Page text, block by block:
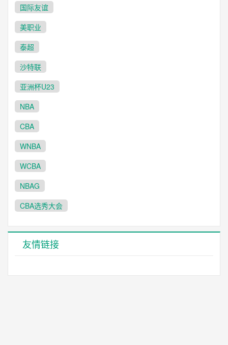
国际友谊
美职业
泰超
沙特联
亚洲杯U23
NBA
CBA
WNBA
WCBA
NBAG
CBA选秀大会
友情链接